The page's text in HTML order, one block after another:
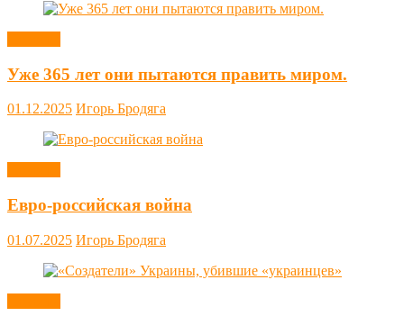
Уже 365 лет они пытаются править миром.
01.12.2025 Игорь Бродяга
Евро-российская война
01.07.2025 Игорь Бродяга